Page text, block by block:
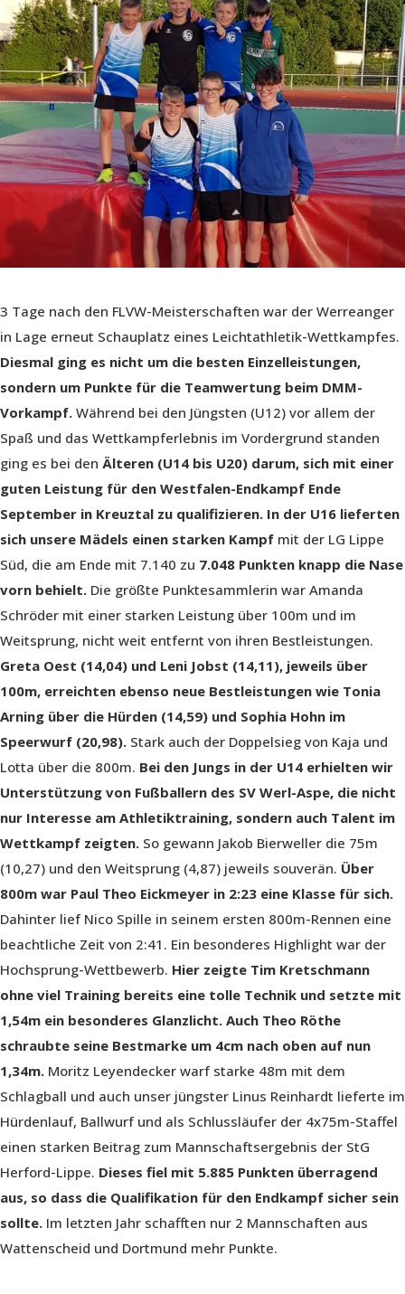
3 Tage nach den FLVW-Meisterschaften war der Werreanger
in Lage erneut Schauplatz eines Leichtathletik-Wettkampfes.
Diesmal ging es nicht um die besten Einzelleistungen,
sondern um Punkte für die Teamwertung beim DMM-
Vorkampf. Während bei den Jüngsten (U12) vor allem der
Spaß und das Wettkampferlebnis im Vordergrund standen
ging es bei den Älteren (U14 bis U20) darum, sich mit einer
guten Leistung für den Westfalen-Endkampf Ende
September in Kreuztal zu qualifizieren. In der U16 lieferten
sich unsere Mädels einen starken Kampf mit der LG Lippe
Süd, die am Ende mit 7.140 zu 7.048 Punkten knapp die Nase
vorn behielt. Die größte Punktesammlerin war Amanda
Schröder mit einer starken Leistung über 100m und im
Weitsprung, nicht weit entfernt von ihren Bestleistungen.
Greta Oest (14,04) und Leni Jobst (14,11), jeweils über
100m, erreichten ebenso neue Bestleistungen wie Tonia
Arning über die Hürden (14,59) und Sophia Hohn im
Speerwurf (20,98). Stark auch der Doppelsieg von Kaja und
Lotta über die 800m. Bei den Jungs in der U14 erhielten wir
Unterstützung von Fußballern des SV Werl-Aspe, die nicht
nur Interesse am Athletiktraining, sondern auch Talent im
Wettkampf zeigten. So gewann Jakob Bierweller die 75m
(10,27) und den Weitsprung (4,87) jeweils souverän. Über
800m war Paul Theo Eickmeyer in 2:23 eine Klasse für sich.
Dahinter lief Nico Spille in seinem ersten 800m-Rennen eine
beachtliche Zeit von 2:41. Ein besonderes Highlight war der
Hochsprung-Wettbewerb. Hier zeigte Tim Kretschmann
ohne viel Training bereits eine tolle Technik und setzte mit
1,54m ein besonderes Glanzlicht. Auch Theo Röthe
schraubte seine Bestmarke um 4cm nach oben auf nun
1,34m. Moritz Leyendecker warf starke 48m mit dem
Schlagball und auch unser jüngster Linus Reinhardt lieferte im
Hürdenlauf, Ballwurf und als Schlussläufer der 4x75m-Staffel
einen starken Beitrag zum Mannschaftsergebnis der StG
Herford-Lippe. Dieses fiel mit 5.885 Punkten überragend
aus, so dass die Qualifikation für den Endkampf sicher sein
sollte. Im letzten Jahr schafften nur 2 Mannschaften aus
Wattenscheid und Dortmund mehr Punkte.